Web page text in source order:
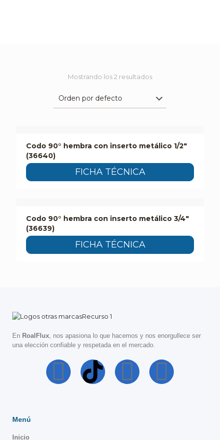
Mostrando los 2 resultados
Codo 90° hembra con inserto metálico 1/2″
(36640)
FICHA TÉCNICA
Codo 90° hembra con inserto metálico 3/4″
(36639)
FICHA TÉCNICA
En RoalFlux, nos apasiona lo que hacemos y nos enorgullece ser
una elección confiable y respetada en el mercado.
Menú
Inicio